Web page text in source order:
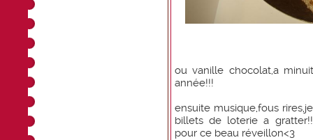
ou vanille chocolat,a
année!!!
ensuite musique,fous
billets de loterie a
pour ce beau réveillon<3